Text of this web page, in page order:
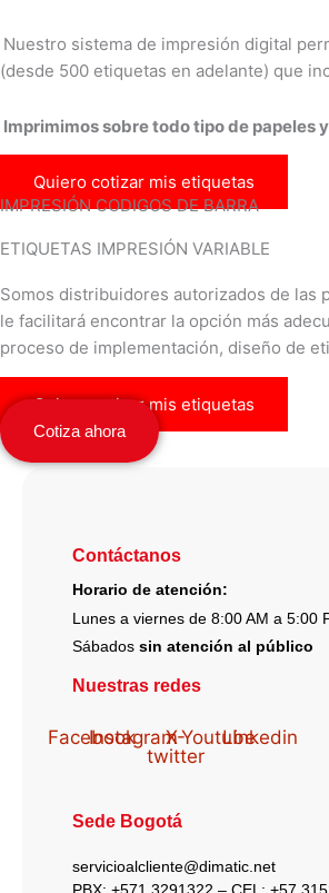
Nuestro sistema de impresión digital
(desde 500 etiquetas en adelante) que
Imprimimos sobre todo tipo de papeles
Quiero cotizar mis etiquetas
IMPRESIÓN CODIGOS DE BARRA
ETIQUETAS IMPRESIÓN VARIABLE
Somos distribuidores autorizados de las
le facilitará encontrar la opción más
proceso de implementación, diseño de
Quiero cotizar mis etiquetas
Cotiza ahora
Contáctanos
Horario de atención:
Lunes a viernes de 8:00 AM a 5:00
Sábados sin atención al público
Nuestras redes
Facebook
InstagramX-
twitter
YoutubeLinkedin
Sede Bogotá
servicioalcliente@dimatic.net